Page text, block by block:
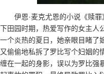
伊恩·麦克尤恩的小说《赎
下田园时期，热爱写作的女主人
一个炎热的夏日，她亲眼目睹了
又偷偷地私拆了罗比写个妇姻的
缠在一起的身影，误以为罗比强